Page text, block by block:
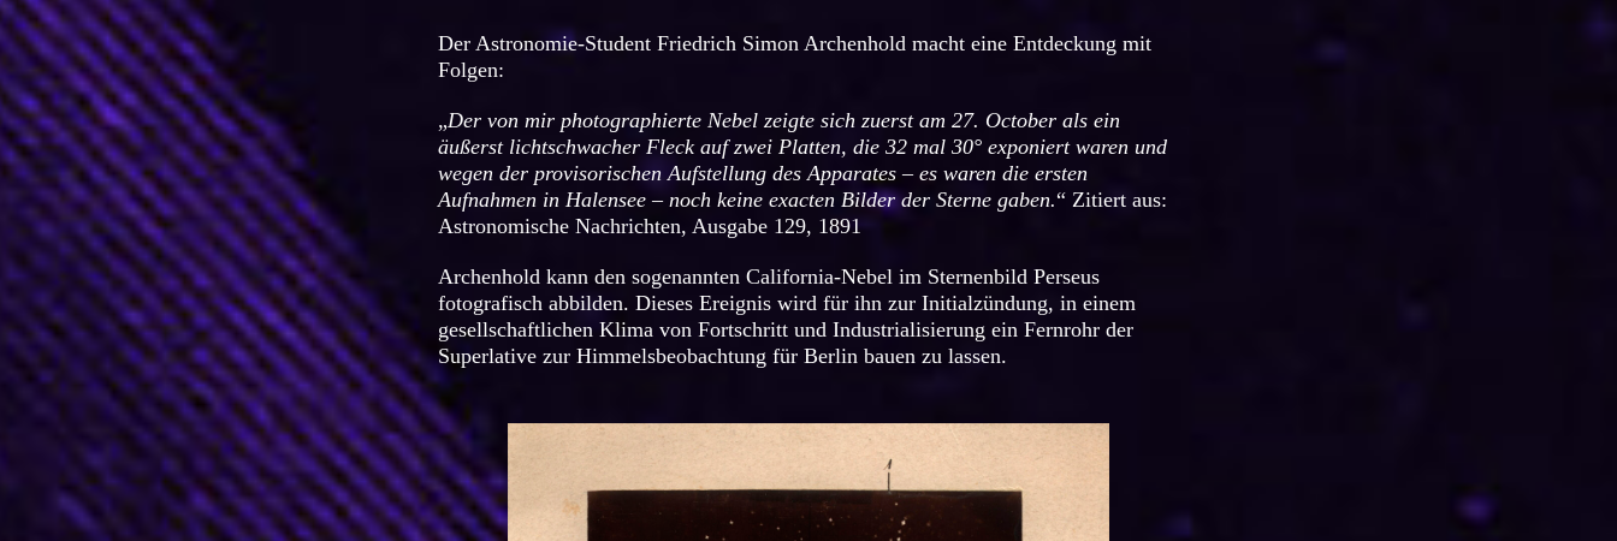
Der Astronomie-Student Friedrich Simon Archenhold macht eine Entdeckung mit
Folgen:
„Der von mir photographierte Nebel zeigte sich zuerst am 27. October als ein
äußerst lichtschwacher Fleck auf zwei Platten, die 32 mal 30° exponiert waren und
wegen der provisorischen Aufstellung des Apparates – es waren die ersten
Aufnahmen in Halensee – noch keine exacten Bilder der Sterne gaben.“ Zitiert aus:
Astronomische Nachrichten, Ausgabe 129, 1891
Archenhold kann den sogenannten California-Nebel im Sternenbild Perseus
fotografisch abbilden. Dieses Ereignis wird für ihn zur Initialzündung, in einem
gesellschaftlichen Klima von Fortschritt und Industrialisierung ein Fernrohr der
Superlative zur Himmelsbeobachtung für Berlin bauen zu lassen.